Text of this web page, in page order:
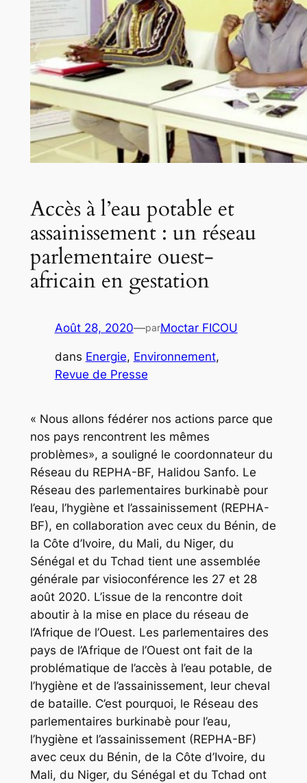
Accès à l’eau potable et
assainissement : un réseau
parlementaire ouest-
africain en gestation
Août 28, 2020—parMoctar FICOU
dans Energie, Environnement
Revue de Presse
« Nous allons fédérer nos actions parce que
nos pays rencontrent les mêmes
problèmes», a souligné le coordonnateur du
Réseau du REPHA-BF, Halidou Sanfo. Le
Réseau des parlementaires burkinabè pour
l’eau, l’hygiène et l’assainissement (REPHA-
BF), en collaboration avec ceux du Bénin, de
la Côte d’Ivoire, du Mali, du Niger, du
Sénégal et du Tchad tient une assemblée
générale par visioconférence les 27 et 28
août 2020. L’issue de la rencontre doit
aboutir à la mise en place du réseau de
l’Afrique de l’Ouest. Les parlementaires des
pays de l’Afrique de l’Ouest ont fait de la
problématique de l’accès à l’eau potable, de
l’hygiène et de l’assainissement, leur cheval
de bataille. C’est pourquoi, le Réseau des
parlementaires burkinabè pour l’eau,
l’hygiène et l’assainissement (REPHA-BF)
avec ceux du Bénin, de la Côte d’Ivoire, du
Mali, du Niger, du Sénégal et du Tchad ont